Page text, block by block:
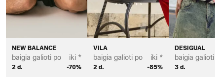
NEW BALANCE
baigia galioti po
2 d.
iki *
-70%
VILA
baigia galioti po
2 d.
iki *
-85%
DESIGUAL
baigia galioti
3 d.